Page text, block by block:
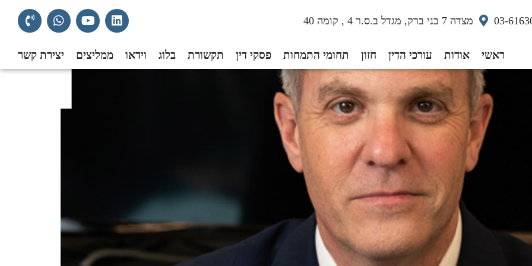
03- מצדה 7 בני ברק, מגדל ב.ס.ר 4 , קומה 40
ראשי אודות עורכי הדין חזון תחומי התמחות פסקי דין תקשורת בלוג וידאו ממליצים יצירת קשר